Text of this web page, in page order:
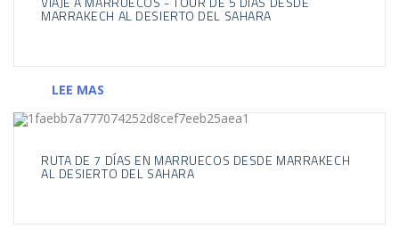
MARRAKECH AL DESIERTO DEL SAHARA
LEE MAS
RUTA DE 7 DÍAS EN MARRUECOS DESDE MARRAKECH
AL DESIERTO DEL SAHARA